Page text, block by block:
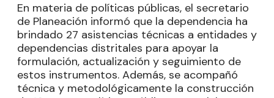
En materia de políticas públicas, el secretario
de Planeación informó que la dependencia ha
brindado 27 asistencias técnicas a entidades y
dependencias distritales para apoyar la
formulación, actualización y seguimiento de
estos instrumentos. Además, se acompañó
técnica y metodológicamente la construcción